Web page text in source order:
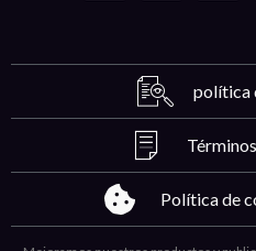
política
Política de